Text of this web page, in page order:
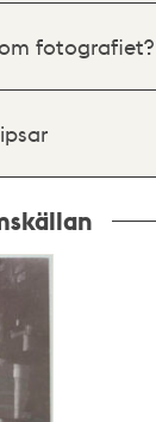
fotografiet?